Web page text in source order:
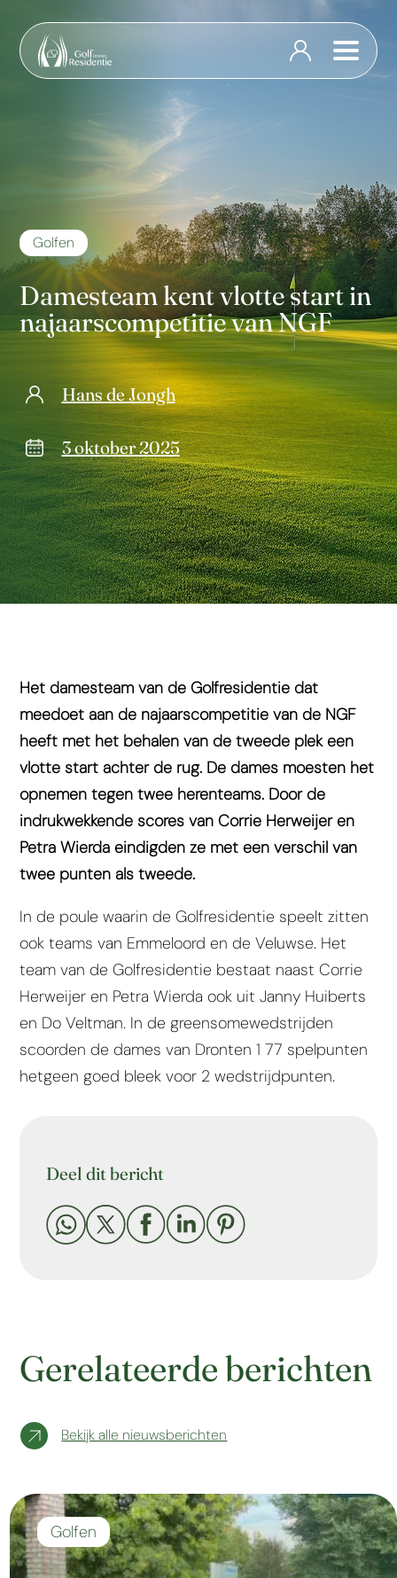
Golfen
Damesteam kent vlotte start in
najaarscompetitie van NGF
Hans de Jongh
3 oktober 2025
Het damesteam van de Golfresidentie dat
meedoet aan de najaarscompetitie van de NGF
heeft met het behalen van de tweede plek een
vlotte start achter de rug. De dames moesten het
opnemen tegen twee herenteams. Door de
indrukwekkende scores van Corrie Herweijer en
Petra Wierda eindigden ze met een verschil van
twee punten als tweede.
In de poule waarin de Golfresidentie speelt zitten
ook teams van Emmeloord en de Veluwse. Het
team van de Golfresidentie bestaat naast Corrie
Herweijer en Petra Wierda ook uit Janny Huiberts
en Do Veltman. In de greensomewedstrijden
scoorden de dames van Dronten 1 77 spelpunten
hetgeen goed bleek voor 2 wedstrijdpunten.
Deel dit bericht
    
Gerelateerde berichten
Bekijk alle nieuwsberichten
Golfen